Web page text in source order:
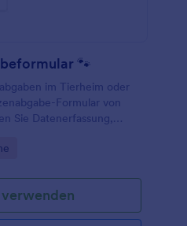
🐾
im Tierheim oder
Formular von
Sie Datenerfassung,
über ein Online-